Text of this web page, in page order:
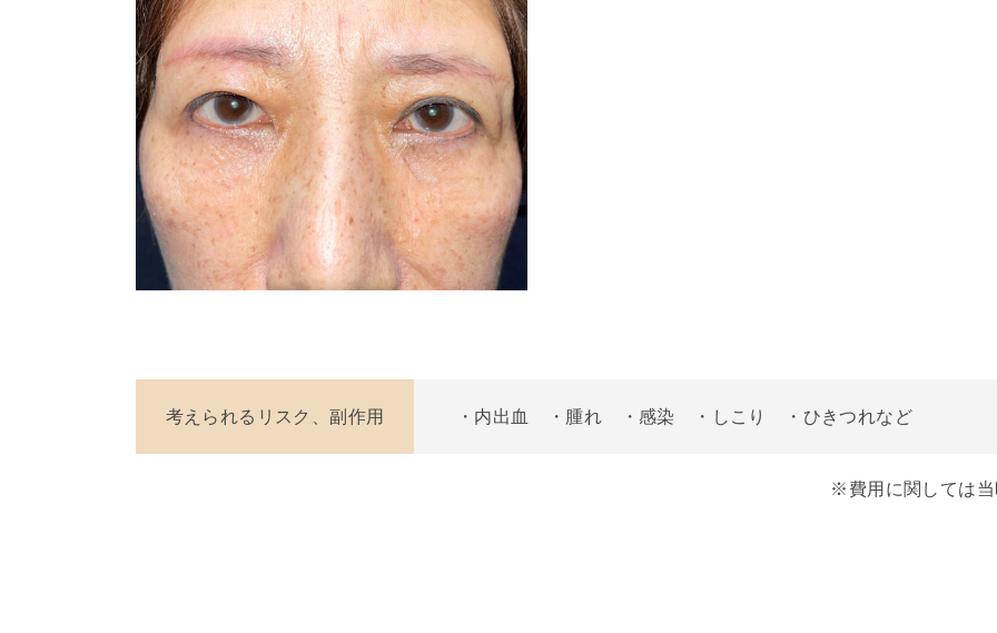
考えられるリスク、副作用 ・内出血 ・腫れ ・感染 ・しこり ・ひきつれなど
※費用に関しては当